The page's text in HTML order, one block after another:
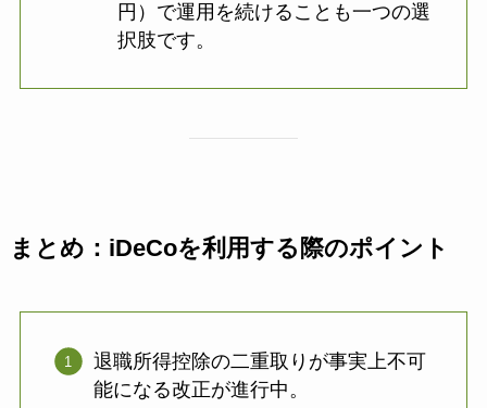
円）で運用を続けることも一つの選
択肢です。
まとめ：iDeCoを利用する際のポイント
退職所得控除の二重取りが事実上不可
能になる改正が進行中。